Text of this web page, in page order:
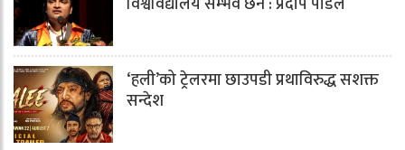
‘हली’को ट्रेलरमा छाउपडी प्रथाविरुद्ध सशक्त
सन्देश